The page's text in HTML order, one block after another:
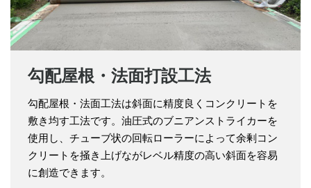
勾配屋根・法面打設工法
勾配屋根・法面工法は斜面に精度良くコンクリートを
敷き均す工法です。油圧式のブニアンストライカーを
使用し、チューブ状の回転ローラーによって余剰コン
クリートを掻き上げながレベル精度の高い斜面を容易
に創造できます。